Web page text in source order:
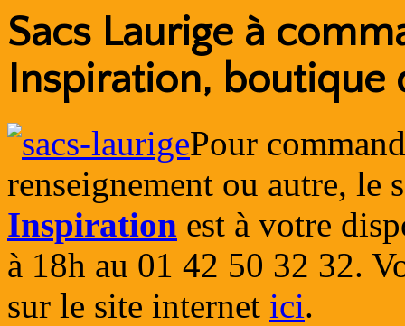
Sacs Laurige à
Inspiration, boutique
Pour
renseignement ou autre, le
Inspiration est à votre
à 18h au 01 42 50 32 32.
sur le site internet ici.